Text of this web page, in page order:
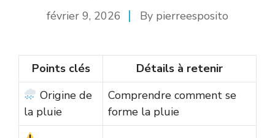
février 9, 2026 By pierreesposito
Points clés
Détails à retenir
Origine de
la pluie
Comprendre comment se
forme la pluie